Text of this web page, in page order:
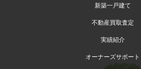
新築一戸建て
不動産買取査定
実績紹介
オーナーズサポート